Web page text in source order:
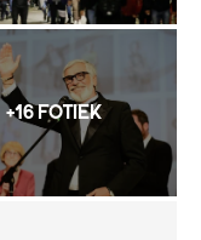
+16 FOTIEK